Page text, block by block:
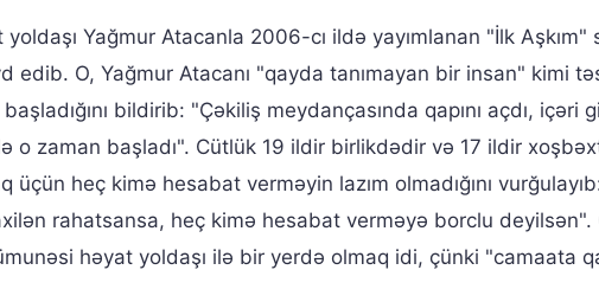
yoldaşı Yağmur Atacanla 2006-cı ildə yayımlanan "İlk Aşkım"
edib. O, Yağmur Atacanı "qayda tanımayan bir insan" kimi
bildirib: "Çəkiliş meydançasında qapını açdı, içəri
o zaman başladı". Cütlük 19 ildir birlikdədir və 17 ildir
üçün heç kimə hesabat verməyin lazım olmadığını
rahatsansa, heç kimə hesabat verməyə borclu deyilsən".
həyat yoldaşı ilə bir yerdə olmaq idi, çünki "camaata